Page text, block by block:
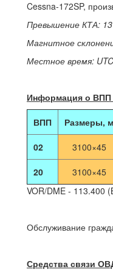
Cessna-172SP,
Превышение КТА:
Магнитное
Местное время:
Информация о ВПП
ВПП Размеры, м
02 3100×45
20 3100×45
VOR/DME - 113.400
Обслуживание
Средства связи